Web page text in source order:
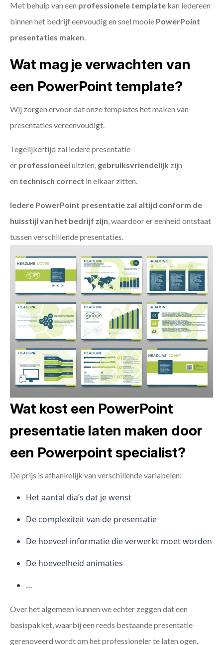
Met behulp van een professionele template kan iedereen
binnen het bedrijf eenvoudig en snel mooie PowerPoint
presentaties maken.
Wat mag je verwachten van
een PowerPoint template?
Wij zorgen ervoor dat onze templates het maken van
presentaties vereenvoudigt.
Tegelijkertijd zal iedere presentatie
er professioneel uitzien, gebruiksvriendelijk zijn
en technisch correct in elkaar zitten.
Iedere PowerPoint presentatie zal altijd conform de
huisstijl van het bedrijf zijn, waardoor er eenheid ontstaat
tussen verschillende presentaties.
Wat kost een PowerPoint
presentatie laten maken door
een Powerpoint specialist?
De prijs is afhankelijk van verschillende variabelen:
Het aantal dia’s dat je wenst
De complexiteit van de presentatie
De hoeveel informatie die verwerkt moet worden
De hoeveelheid animaties
…
Over het algemeen kunnen we echter zeggen dat een
basispakket, waarbij een reeds bestaande presentatie
gerenoveerd wordt om het professioneler te laten ogen,